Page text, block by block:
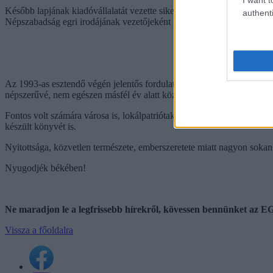
Később lapjának kiadóvállalatát vezette sikerrel, ezidő tájt érte el a
Népszabadság egri irodájának vezetőjeként koordinálta az országos
Az 1993-as esztendő végén jelentős fordulatot vett pályája,
népszerűvé, nem egészen másfél év alatt közel 22 ezres
Fontos volt számára városa is, lokálpatriótaként rengeteget
készült könyvét is.
Nyitottsága, közvetlen természete, emberszeretete miatt nagyon
Nyugodjék békében!
Ne maradjon le a legfrissebb hírekről, kövessen bennünket az
Vissza a főoldalra